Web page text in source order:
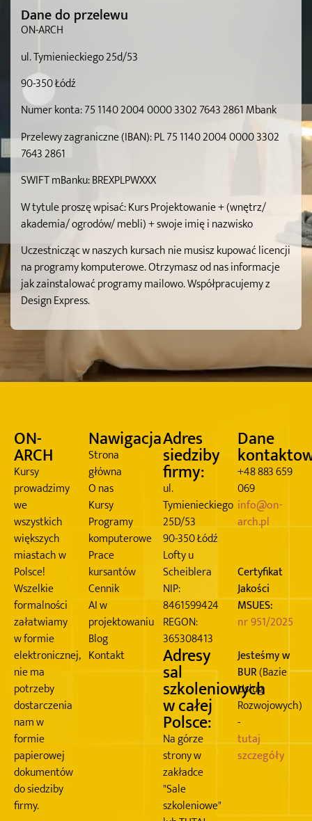
Dane do przelewu
ON-ARCH
ul. Tymienieckiego 25d/53
90-350 Łódź
Numer konta: 75 1140 2004 0000 3302 7643 2861 Mbank
Przelewy zagraniczne (IBAN): PL 75 1140 2004 0000 3302
7643 2861
SWIFT mBanku: BREXPLPWXXX
W tytule proszę wpisać: Kurs Projektowanie + (wnętrz/
akademia/ ogrodów/ mebli) + swoje imię i nazwisko
Uczestnicząc w naszych kursach nie musisz kupować licencji
na programy komputerowe. Otrzymasz od nas informacje
jak zainstalować programy mailowo. Współpracujemy z
Design Express.
ON-
ARCH
Kursy
prowadzimy
we
wszystkich
większych
miastach w
Polsce!
Wszelkie
formalności
załatwiamy
w formie
elektronicznej,
nie ma
potrzeby
dostarczenia
nam w
formie
papierowej
dokumentów
do siedziby
firmy.
Nawigacja
Strona
główna
O nas
Kursy
Programy
komputerowe
Prace
kursantów
Cennik
AI w
projektowaniu
Blog
Kontakt
Adres
siedziby
firmy:
ul.
Tymienieckiego
25D/53
90-350 Łódź
Lofty u
Scheiblera
NIP:
8461599424
REGON:
365308413
Adresy
sal
szkoleniowych
w całej
Polsce:
Na górze
strony w
zakładce
"Sale
szkoleniowe"
Dane
+48 883 659
069
info@on-
arch.pl
Certyfikat
Jakości
MSUES:
nr 951/2025
Jesteśmy w
BUR(Bazie
Usług
Rozwojowych)
-
tutaj
szczegóły